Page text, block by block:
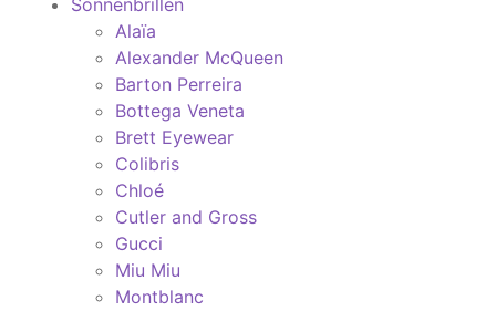
Sonnenbrillen
Alaïa
Alexander McQueen
Barton Perreira
Bottega Veneta
Brett Eyewear
Colibris
Chloé
Cutler and Gross
Gucci
Miu Miu
Montblanc